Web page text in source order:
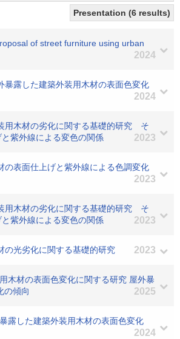
Presentation (6 results)
of street furniture using urban
2024
暴露した建築外装用木材の表面色変化
2024
用木材の劣化に関する基礎的研究 そ
紫外線による変色の関係
2023
の表面仕上げと紫外線による色調変化
2023
用木材の劣化に関する基礎的研究 そ
紫外線による変色の関係
2023
の光劣化に関する基礎的研究 2023
木材の表面色変化に関する研究 屋外暴
の傾向
2025
露した建築外装用木材の表面色変化
2024